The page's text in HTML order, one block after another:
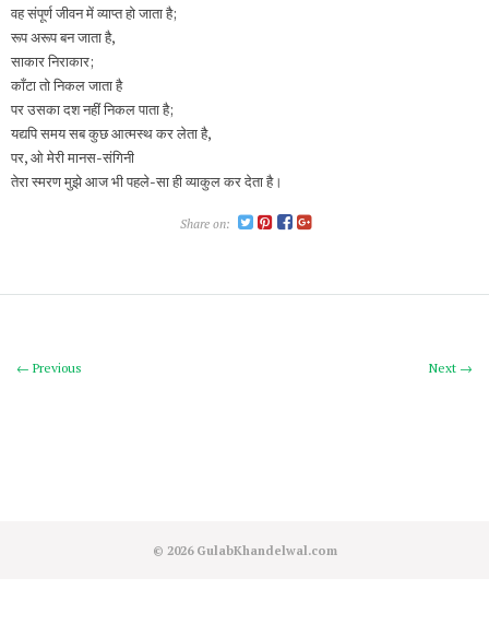
वह संपूर्ण जीवन में व्याप्त हो जाता है;
रूप अरूप बन जाता है,
साकार निराकार;
काँटा तो निकल जाता है
पर उसका दश नहीं निकल पाता है;
यद्यपि समय सब कुछ आत्मस्थ कर लेता है,
पर, ओ मेरी मानस-संगिनी
तेरा स्मरण मुझे आज भी पहले-सा ही व्याकुल कर देता है।
Share on:
Next →
← Previous
© 2026 GulabKhandelwal.com